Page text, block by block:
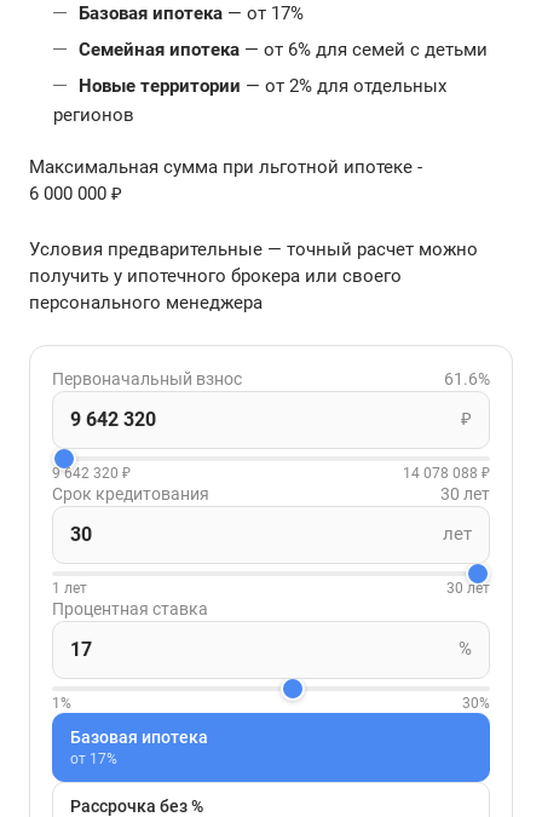
Базовая ипотека — от 17%
Семейная ипотека — от 6% для семей с детьми
Новые территории — от 2% для отдельных
регионов
Максимальная сумма при льготной ипотеке -
6 000 000 ₽
Условия предварительные — точный расчет можно
получить у ипотечного брокера или своего
персонального менеджера
Первоначальный взнос 61.6%
₽
9 642 320 ₽ 14 078 088 ₽
Срок кредитования 30 лет
лет
1 лет 30 лет
Процентная ставка
%
1% 30%
Базовая ипотека
от 17%
Рассрочка без %